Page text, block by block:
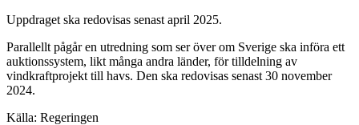
Uppdraget ska redovisas senast april 2025.
Parallellt pågår en utredning som ser över om Sverige ska införa ett
auktionssystem, likt många andra länder, för tilldelning av
vindkraftprojekt till havs. Den ska redovisas senast 30 november
2024.
Källa: Regeringen